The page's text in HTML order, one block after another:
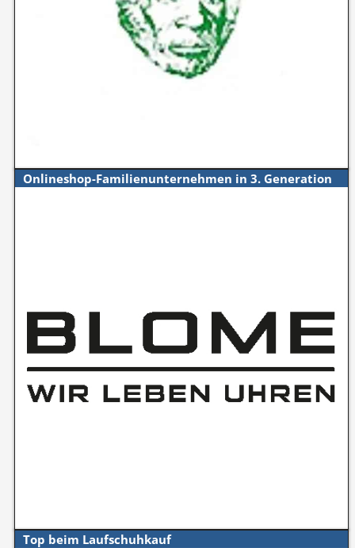
Onlineshop-Familienunternehmen in 3. Generation
Top beim Laufschuhkauf